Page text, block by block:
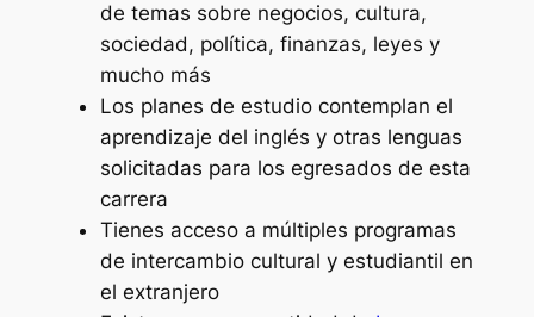
de temas sobre negocios, cultura,
sociedad, política, finanzas, leyes y
mucho más
Los planes de estudio contemplan el
aprendizaje del inglés y otras lenguas
solicitadas para los egresados de esta
carrera
Tienes acceso a múltiples programas
de intercambio cultural y estudiantil en
el extranjero